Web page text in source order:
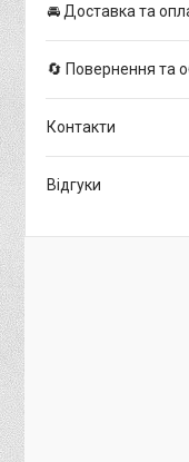
🚘 Доставка та
🔄 Повернення та
Контакти
Відгуки